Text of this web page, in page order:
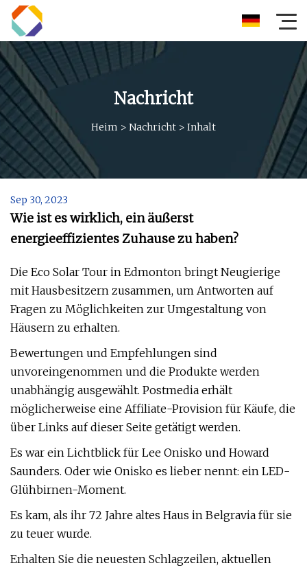
Nachricht
Heim > Nachricht > Inhalt
Sep 30, 2023
Wie ist es wirklich, ein äußerst
energieeffizientes Zuhause zu haben?
Die Eco Solar Tour in Edmonton bringt Neugierige
mit Hausbesitzern zusammen, um Antworten auf
Fragen zu Möglichkeiten zur Umgestaltung von
Häusern zu erhalten.
Bewertungen und Empfehlungen sind
unvoreingenommen und die Produkte werden
unabhängig ausgewählt. Postmedia erhält
möglicherweise eine Affiliate-Provision für Käufe, die
über Links auf dieser Seite getätigt werden.
Es war ein Lichtblick für Lee Onisko und Howard
Saunders. Oder wie Onisko es lieber nennt: ein LED-
Glühbirnen-Moment.
Es kam, als ihr 72 Jahre altes Haus in Belgravia für sie
zu teuer wurde.
Erhalten Sie die neuesten Schlagzeilen, aktuellen